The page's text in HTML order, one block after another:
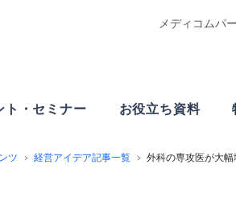
ト・ セミナー お役立ち資料
メディコムパ
ツ 経営アイデア記事一覧 外科の専攻医が大